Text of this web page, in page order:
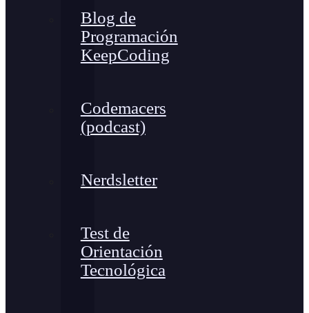
Blog de
Programación
KeepCoding
Codemacers
(podcast)
Nerdsletter
Test de
Orientación
Tecnológica